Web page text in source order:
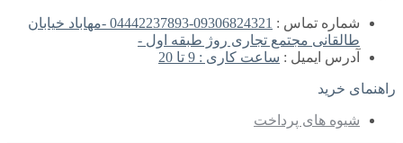
شماره تماس :
09306824321-04442237893 -مهاباد خیابان
طالقانی مجتمع تجاری روژ طبقه اول -
آدرس ایمیل : ساعت کاری : 9 تا 20
راهنمای خرید
شیوه های پرداخت